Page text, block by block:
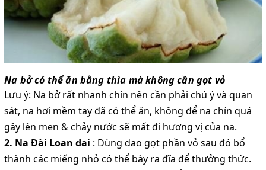
Na bở có thể ăn bằng thìa mà không cần gọt vỏ
Lưu ý: Na bở rất nhanh chín nên cần phải chú ý và quan
sát, na hơi mềm tay đã có thể ăn, không để na chín quá
gây lên men & chảy nước sẽ mất đi hương vị của na.
2. Na Đài Loan dai : Dùng dao gọt phần vỏ sau đó bổ
thành các miếng nhỏ có thể bày ra đĩa để thưởng thức.